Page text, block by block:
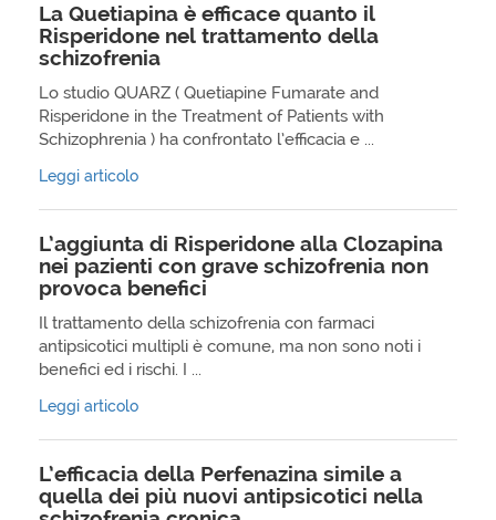
La Quetiapina è efficace quanto il
Risperidone nel trattamento della
schizofrenia
Lo studio QUARZ ( Quetiapine Fumarate and
Risperidone in the Treatment of Patients with
Schizophrenia ) ha confrontato l’efficacia e ...
Leggi articolo
L’aggiunta di Risperidone alla Clozapina
nei pazienti con grave schizofrenia non
provoca benefici
Il trattamento della schizofrenia con farmaci
antipsicotici multipli è comune, ma non sono noti i
benefici ed i rischi. I ...
Leggi articolo
L’efficacia della Perfenazina simile a
quella dei più nuovi antipsicotici nella